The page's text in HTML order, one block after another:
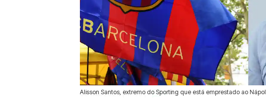
Alisson Santos, extremo do Sporting que está emprestado ao
08 Mai 2026 | 17:05 | 0